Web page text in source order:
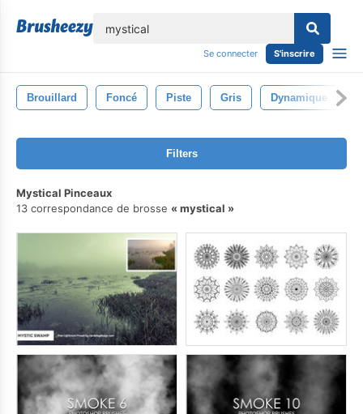
Se connecter S'inscrire
Brouillard Foncé Piste Gris Dynamique
Filters
Mystical Pinceaux
13 correspondance de brosse
mystical